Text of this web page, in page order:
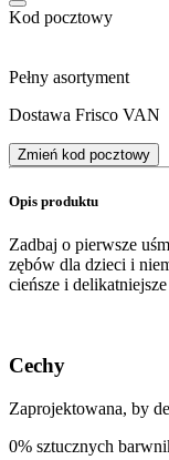
Kod pocztowy
Pełny asortyment
Dostawa Frisco VAN
Zmień kod pocztowy
Opis produktu
Zadbaj o pierwsze
zębów dla dzieci i
cieńsze i
Cechy
Zaprojektowana, by
0% sztucznych